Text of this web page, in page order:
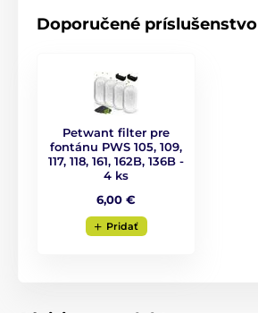
Doporučené príslušenstvo
Petwant filter pre
fontánu PWS 105, 109,
117, 118, 161, 162B, 136B -
4 ks
6,00 €
Pridať